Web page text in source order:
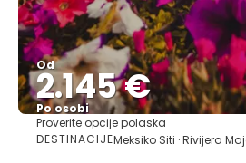
Od
2.145 €
Po osobi
Pogledajte
Proverite opcije polaska
DESTINACIJEMeksiko Siti · Rivijera